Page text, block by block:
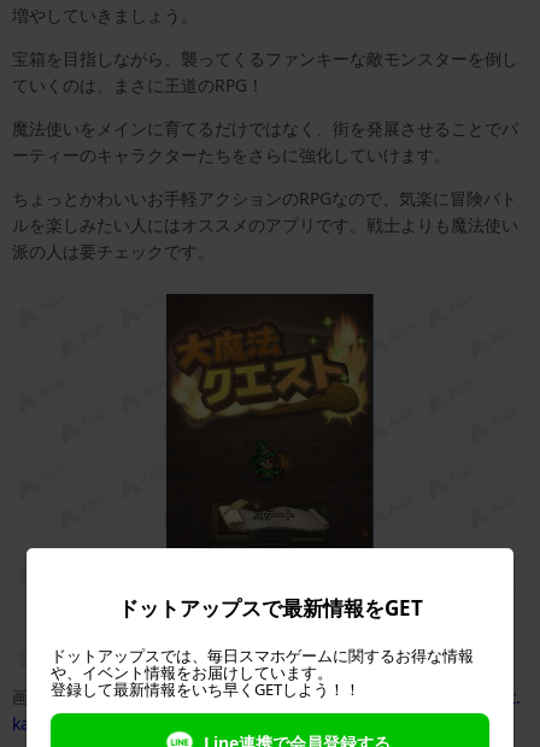
増やしていきましょう。
宝箱を目指しながら、襲ってくるファンキーな敵モンスターを倒し
ていくのは、まさに王道のRPG！
魔法使いをメインに育てるだけではなく、街を発展させることでパ
ーティーのキャラクターたちをさらに強化していけます。
ちょっとかわいいお手軽アクションのRPGなので、気楽に冒険バト
ルを楽しみたい人にはオススメのアプリです。戦士よりも魔法使い
派の人は要チェックです。
画像引用元：https://play.google.com/store/apps/details?id=net.
kairosoft.android.wizardquest
ドットアップスで最新情報をGET
ドットアップスでは、毎日スマホゲームに関するお得な情報
や、イベント情報をお届けしています。
登録して最新情報をいち早くGETしよう！！